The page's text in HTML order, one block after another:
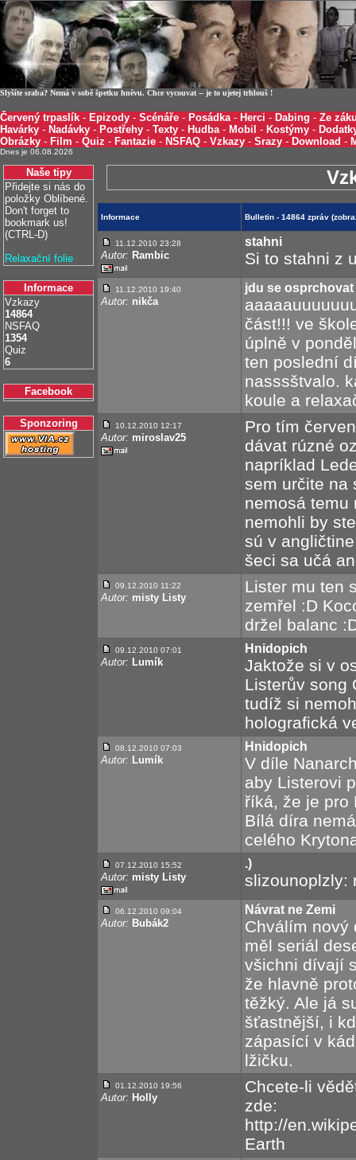
Slyšíte sraba? Nemá v sobě špetku hněvu. Chce vycouvat -- je to ujetej trhlouš !
Červený trpaslík - Epizody - Scénáře - Posádka- Herci - Dabing - Ze
Havárky - Nadávky - Postřehy - Texty - Hudba- Mobil - Kostýmy -
Obrázky - Film - Quiz - Fantazie - NSFAQ - Vzkazy - Srazy - Download -
Dnes je 06.08.2026
Naše tipy
Přidejte si nás do
položky Oblíbené.
Don't forget to
bookmark us!
(CTRL-D)
Relaxační folie
Informace
Vzkazy
14864
NSFAQ
1354
Quiz
6
Facebook
Sponzoring
Informace Bulletin - 14864 zpráv
11.12.2010 23:28
Autor: Rambic
stahni
Si to stahni z
11.12.2010 19:40
Autor: nikča
jdu se
část!!! ve
úplně v
ten poslední
nasssštvalo.
koule a
10.12.2010 12:17
Autor: miroslav25
Pro tím
dávat rúzné
napríklad
sem určite na
nemosá temu
nemohli by
sú v
šeci sa učá
09.12.2010 11:22
Autor: misty Listy
Lister mu ten
zemřel :D
držel balanc
09.12.2010 07:01
Autor: Lumík
Hnidopich
Jaktože si v
Listerův song
tudíž si
holografická
08.12.2010 07:03
Autor: Lumík
Hnidopich
V díle
aby Listerovi
říká, že je pro
Bílá díra
celého
07.12.2010 15:52
Autor: misty Listy
.)
slizounoplzly:
06.12.2010 09:04
Autor: Bubák2
Návrat ne Zemi
Chválím nový
měl seriál
všichni dívají
že hlavně
těžký. Ale já
šťastnější, i
zápasící v
lžičku.
01.12.2010 19:56
Autor: Holly
Chcete-li
zde:
http://
Earth